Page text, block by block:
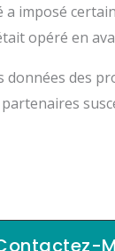
imposé
opéré en
des